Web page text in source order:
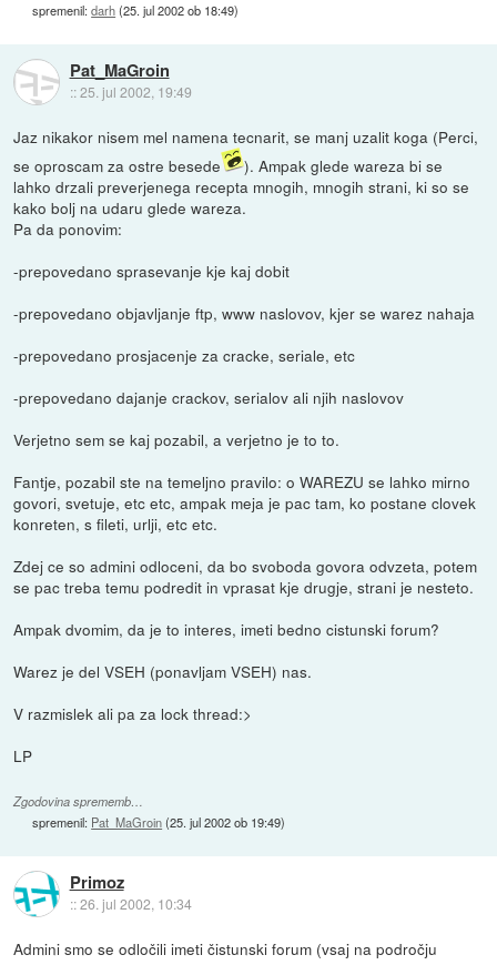
spremenil:darh(25. jul 2002 ob 18:49)
Pat_MaGroin
::25. jul 2002, 19:49
Jaz nikakor nisem mel namena tecnarit, se manj uzalit koga (Perci,
se oproscam za ostre besede
). Ampak glede wareza bi se
lahko drzali preverjenega recepta mnogih, mnogih strani, ki so se
kako bolj na udaru glede wareza.
Pa da ponovim:
-prepovedano sprasevanje kje kaj dobit
-prepovedano objavljanje ftp, www naslovov, kjer se warez nahaja
-prepovedano prosjacenje za cracke, seriale, etc
-prepovedano dajanje crackov, serialov ali njih naslovov
Verjetno sem se kaj pozabil, a verjetno je to to.
Fantje, pozabil ste na temeljno pravilo: o WAREZU se lahko mirno
govori, svetuje, etc etc, ampak meja je pac tam, ko postane clovek
konreten, s fileti, urlji, etc etc.
Zdej ce so admini odloceni, da bo svoboda govora odvzeta, potem
se pac treba temu podredit in vprasat kje drugje, strani je nesteto.
Ampak dvomim, da je to interes, imeti bedno cistunski forum?
Warez je del VSEH (ponavljam VSEH) nas.
V razmislek ali pa za lock thread:>
LP
Zgodovina sprememb…
spremenil: Pat_MaGroin(25. jul 2002 ob 19:49)
Primoz
::26. jul 2002, 10:34
Admini smo se odločili imeti čistunski forum (vsaj na področju